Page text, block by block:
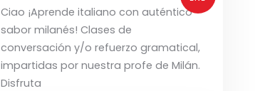
Ciao ¡Aprende italiano con auténtico
sabor milanés! Clases de
conversación y/o refuerzo gramatical,
impartidas por nuestra profe de Milán.
Disfruta